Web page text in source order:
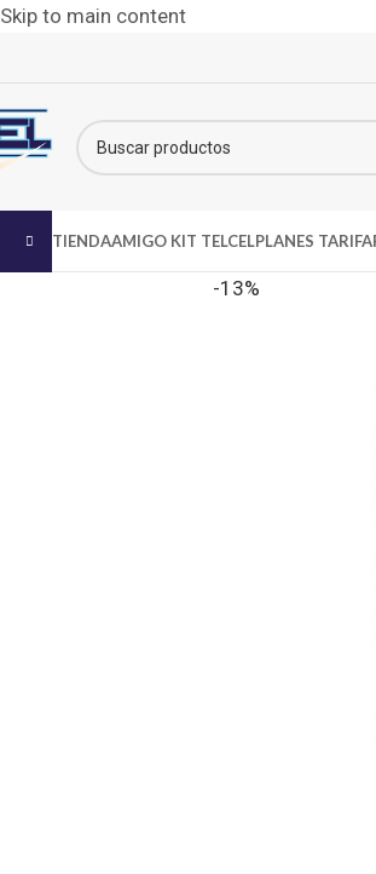
Skip to main content
TIENDAAMIGO KIT TELCELPLANES
-13%